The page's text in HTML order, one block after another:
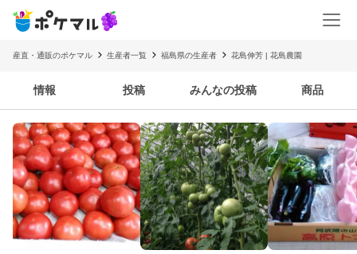
産直・通販のポケマル 生産者一覧 福島県の生産者 花島伸芳 | 花島農園
情報 投稿 みんなの投稿 商品